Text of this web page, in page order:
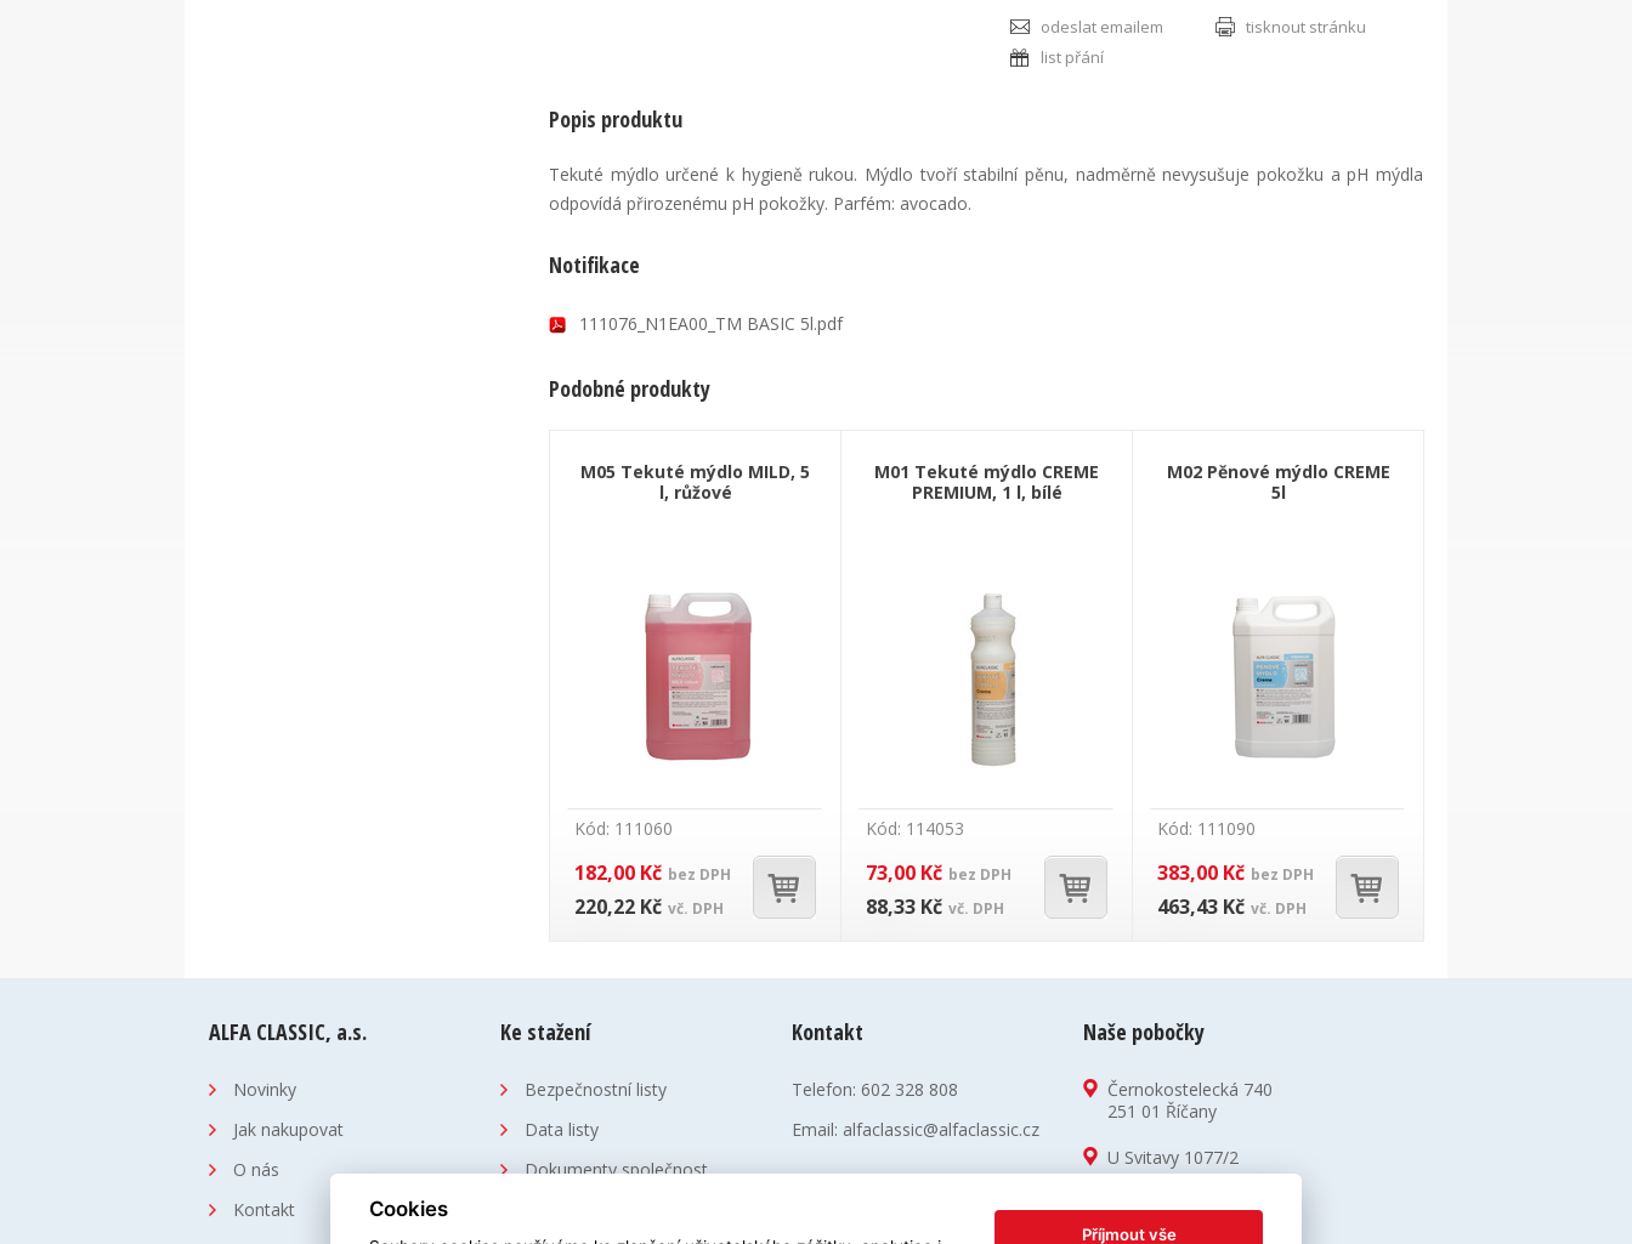
odeslat emailem
tisknout stránku
list přání
Popis produktu
Tekuté mýdlo určené k hygieně rukou. Mýdlo tvoří stabilní pěnu, nadměrně nevysušuje pokožku a pH mýdla
odpovídá přirozenému pH pokožky. Parfém: avocado.
Notifikace
111076_N1EA00_TM BASIC 5l.pdf
Podobné produkty
M05 Tekuté mýdlo MILD, 5
l, růžové
Kód: 111060
182,00 Kč bez DPH
220,22 Kč vč. DPH
M01 Tekuté mýdlo CREME
PREMIUM, 1 l, bílé
Kód: 114053
73,00 Kč bez DPH
88,33 Kč vč. DPH
M02 Pěnové mýdlo CREME
5l
Kód: 111090
383,00 Kč bez DPH
463,43 Kč vč. DPH
ALFA CLASSIC, a.s.
Novinky
Jak nakupovat
O nás
Kontakt
Ke stažení
Bezpečnostní listy
Data listy
Dokumenty společnost
Kontakt
Telefon: 602 328 808
Email: alfaclassic@alfaclassic.cz
Naše pobočky
Černokostelecká 740
251 01 Říčany
U Svitavy 1077/2
618 00 Brno
Cookies
Příjmout vše